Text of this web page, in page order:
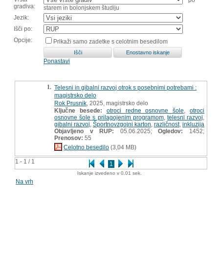
gradiva:
starem in bolonjskem študiju
Jezik:
Išči po:
Opcije:
Prikaži samo zadetke s celotnim besedilom
Ponastavi
1 - 1 / 1 1
1. Telesni in gibalni razvoj otrok s posebnimi potrebami :
magistrsko delo
Rok Prusnik , 2025, magistrsko delo
Ključne besede:
otroci redne osnovne šole ,otroci
osnovne šole s prilagojenim programom, telesni razvoj
gibalni razvoj Športnovzgojni karton različnost, inkluzija
Objavljeno v RUP: 05.06.2025;Ogledov:
1452;
Prenosov: 55
Celotno besedilo (3,04 MB)
Iskanje izvedeno v 0.01 sek.
Na vrh